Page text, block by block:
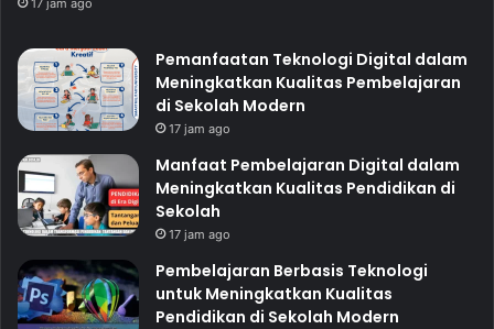
17 jam ago
Pemanfaatan Teknologi Digital dalam
Meningkatkan Kualitas Pembelajaran
di Sekolah Modern
17 jam ago
Manfaat Pembelajaran Digital dalam
Meningkatkan Kualitas Pendidikan di
Sekolah
17 jam ago
Pembelajaran Berbasis Teknologi
untuk Meningkatkan Kualitas
Pendidikan di Sekolah Modern